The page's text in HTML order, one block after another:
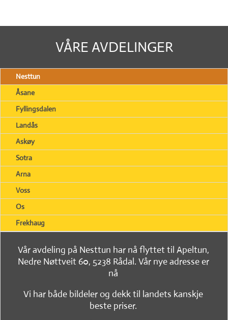
VÅRE AVDELINGER
Nesttun
Åsane
Fyllingsdalen
Landås
Askøy
Sotra
Arna
Voss
Os
Frekhaug
Vår avdeling på Nesttun har nå flyttet til Apeltun,
Nedre Nøttveit 60, 5238 Rådal. Vår nye adresse er
nå
Vi har både bildeler og dekk til landets kanskje
beste priser.